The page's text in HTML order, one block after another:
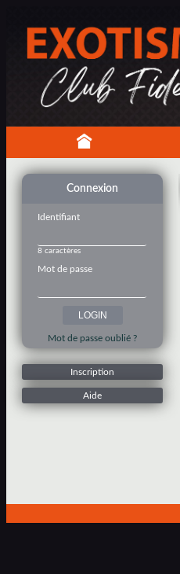
Connexion
Identifiant
8 caractères
Mot de passe
Mot de passe oublié ?
Inscription
Aide